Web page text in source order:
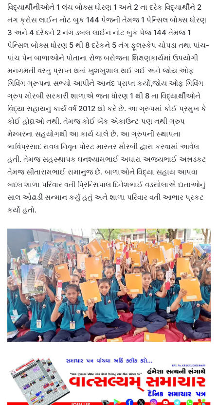
વિદ્યાર્થીનીઓને 1 લંચ બોક્સ ધોરણ 1 અને 2 ના દરેક વિદ્યાર્થીને 2
નંગ ક્રોસ લાઈન નોટ બુક 144 પેજની તેમજ 1 પેન્સિલ બોક્સ ધોરણ
3 અને 4 દરેકને 2 નંગ ડબલ લાઈન નોટ બુક પેજ 144 તેમજ 1
પેન્સિલ બોક્સ ધોરણ 5 થી 8 દરેકને 5 નંગ ફૂલસ્કેપ ચોપડા તથા પાંચ-
પાંચ પેન બાળાઓને પોતાના રોજ બરોજના શિક્ષણકાર્યમાં ઉપયોગી
મનગમતી વસ્તુ પ્રાપ્ત થતાં ખુશખુશાલ થઈ ગઈ અને જોય ઓફ
ગિવિંગ ગ્રૂપના સભ્યો આપીને આનંદ પ્રાપ્ત કર્યો,જોય ઓફ ગિવિંગ
ગ્રુપ મોરબી સરકારી શાળાએ જતા ધોરણ 1 થી 8 ના વિદ્યાર્થીઓને
વિદ્યા સહાયનું કાર્ય વર્ષ 2012 થી કરે છે. આ ગ્રુપમાં કોઈ પ્રમુખ કે
કોઈ હોદ્દાઓ નથી. તેમજ કોઈ બેંક એકાઉન્ટ પણ નથી ગ્રુપ
મેમ્બરના સહયોગથી આ કાર્ય ચાલે છે. આ ગ્રુપની સ્થાપના
ભાવિપ્રસાદ રાવલ નિવૃત પોસ્ટ માસ્તર મોરબી દ્વારા કરવામાં આવેલ
હતી. તેમજ સહસ્થાપક ઘનશ્યામભાઈ અઘારા અજયભાઈ અન્નડકટ
તેમજ સીતારામભાઈ રામાનુજ છે. બાળાઓને વિદ્યા સહાય આપવા
બદલ શાળા પરિવાર વતી પ્રિન્સિપાલ દિનેશભાઈ વડસોલાએ દાતાઓનું
સાલ ઓઢાડી સન્માન કર્યું હતું અને શાળા પરિવાર વતી આભાર પ્રકટ
કર્યો હતો.